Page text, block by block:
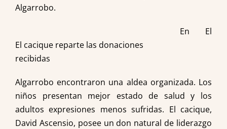
Algarrobo.
El cacique reparte las donaciones
recibidas
En El
Algarrobo encontraron una aldea organizada. Los
niños presentan mejor estado de salud y los
adultos expresiones menos sufridas. El cacique,
David Ascensio, posee un don natural de liderazgo